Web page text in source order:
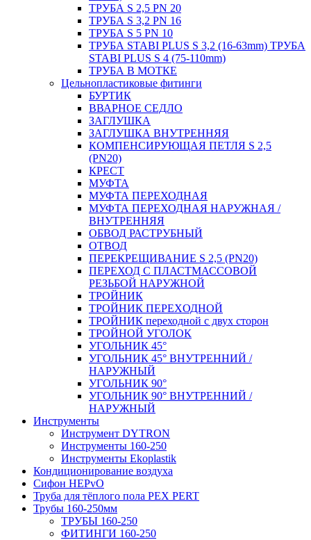
ТРУБА S 2,5 PN 20
ТРУБА S 3,2 PN 16
ТРУБА S 5 PN 10
ТРУБА STABI PLUS S 3,2 (16-63mm) ТРУБА
STABI PLUS S 4 (75-110mm)
ТРУБА В МОТКЕ
Цельнопластиковые фитинги
БУРТИК
ВВАРНОЕ СЕДЛО
ЗАГЛУШКА
ЗАГЛУШКА ВНУТРЕННЯЯ
КОМПЕНСИРУЮЩАЯ ПЕТЛЯ S 2,5
(PN20)
КРЕСТ
МУФТА
МУФТА ПЕРЕХОДНАЯ
МУФТА ПЕРЕХОДНАЯ НАРУЖНАЯ /
ВНУТРЕННЯЯ
ОБВОД РАСТРУБНЫЙ
ОТВОД
ПЕРЕКРЕЩИВАНИЕ S 2,5 (PN20)
ПЕРЕХОД С ПЛАСТМАССОВОЙ
РЕЗЬБОЙ НАРУЖНОЙ
ТРОЙНИК
ТРОЙНИК ПЕРЕXОДНОЙ
ТРОЙНИК переходной с двух сторон
ТРОЙНОЙ УГОЛОК
УГОЛЬНИК 45°
УГОЛЬНИК 45° ВНУТРЕННИЙ /
НАРУЖНЫЙ
УГОЛЬНИК 90°
УГОЛЬНИК 90° ВНУТРЕННИЙ /
НАРУЖНЫЙ
Инструменты
Инструмент DYTRON
Инструменты 160-250
Инструменты Ekoplastik
Кондиционирование воздуха
Сифон HEPvO
Труба для тёплого пола PEX PERT
Трубы 160-250мм
ТРУБЫ 160-250
ФИТИНГИ 160-250